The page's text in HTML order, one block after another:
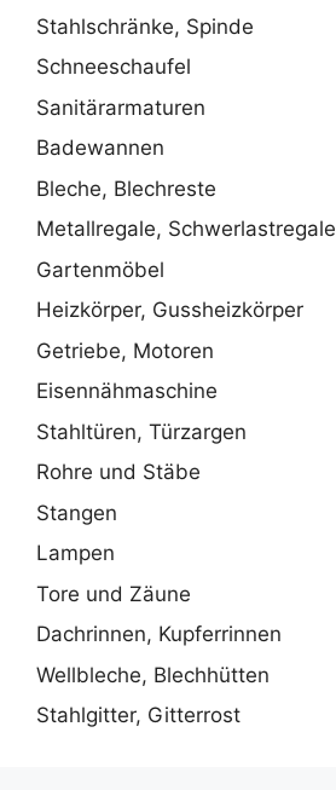
Stahlschränke, Spinde
Schneeschaufel
Sanitärarmaturen
Badewannen
Bleche, Blechreste
Metallregale, Schwerlastregale
Gartenmöbel
Heizkörper, Gussheizkörper
Getriebe, Motoren
Eisennähmaschine
Stahltüren, Türzargen
Rohre und Stäbe
Stangen
Lampen
Tore und Zäune
Dachrinnen, Kupferrinnen
Wellbleche, Blechhütten
Stahlgitter, Gitterrost